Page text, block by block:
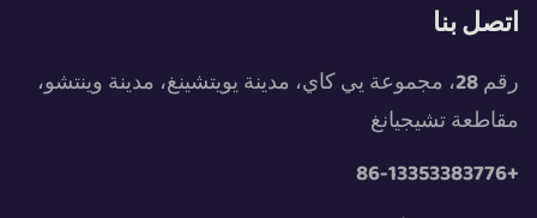
اتصل بنا
رقم 28، مجموعة يي كاي، مدينة يويتشينغ، مدينة وينتشو،
مقاطعة تشيجيانغ
+86-13353383776